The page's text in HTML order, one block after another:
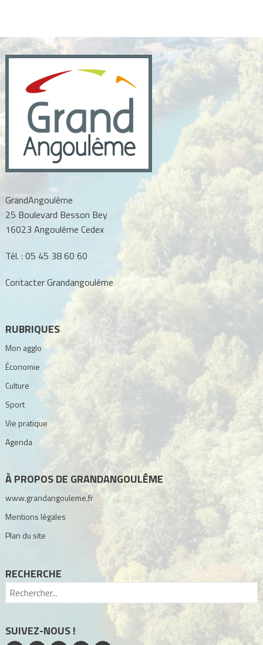
GrandAngoulême
25 Boulevard Besson Bey
16023 Angoulême Cedex
Tél. : 05 45 38 60 60
Contacter Grandangoulême
RUBRIQUES
Mon agglo
Économie
Culture
Sport
Vie pratique
Agenda
À PROPOS DE GRANDANGOULÊME
www.grandangouleme.fr
Mentions légales
Plan du site
RECHERCHE
SUIVEZ-NOUS !